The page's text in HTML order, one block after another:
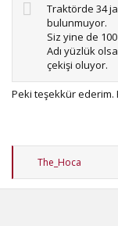
Traktörde 34
bulunmuyor.
Siz yine de
Adı yüzlük
çekişi oluyor.
Peki teşekkür ederim.
T
p
The_Hoca